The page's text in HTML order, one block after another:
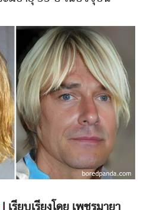
เรียบเรียงโดย เพชรมายา